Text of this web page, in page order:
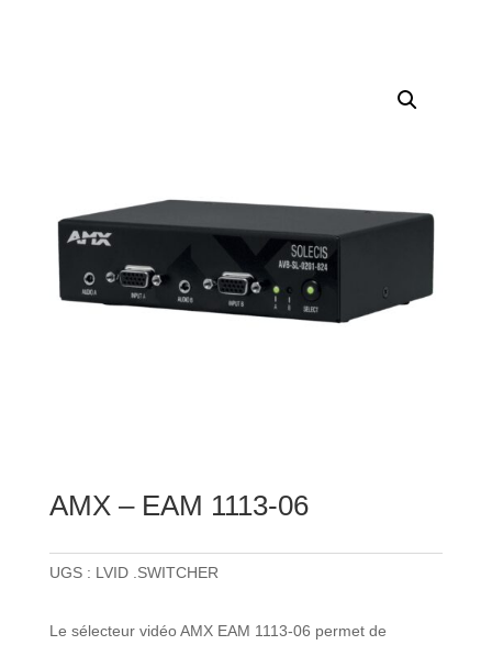
AMX – EAM 1113-06
UGS : LVID .SWITCHER
Le sélecteur vidéo AMX EAM 1113-06 permet de